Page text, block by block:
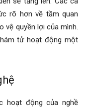
rõ hơn về tầm quan
vệ quyền lợi của mình.
tử hoạt động một
hoạt động của nghề